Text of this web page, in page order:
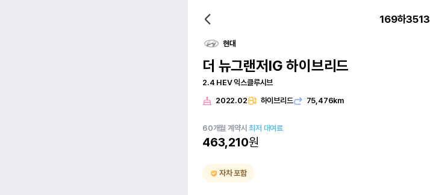
169하3513
현대
더 뉴그랜저IG 하이브리드
2.4 HEV 익스클루시브
2022.02 하이브리드 75,476km
60개월 계약시최저 대여료
463,210원
자차 포함